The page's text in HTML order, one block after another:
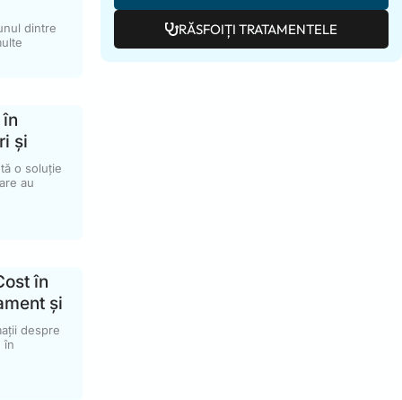
dintre
și
o soluție
au
în
și
despre
în
RĂSFOIȚI TRATAMENTELE